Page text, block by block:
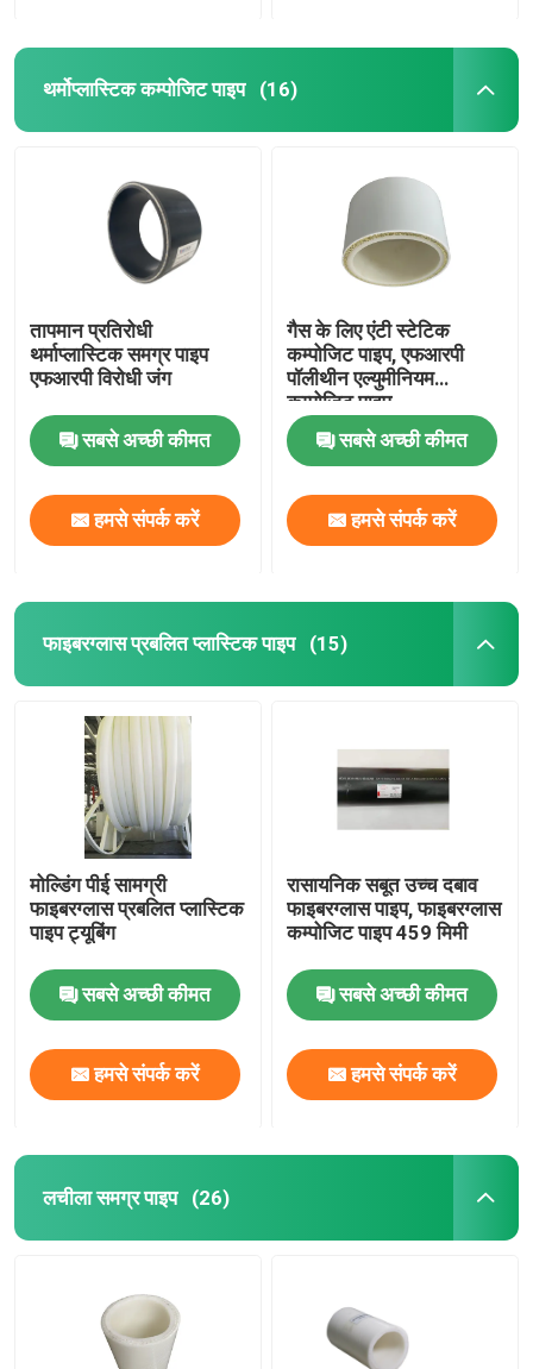
थर्मोप्लास्टिक कम्पोजिट पाइप (16)
तापमान प्रतिरोधी
थर्माप्लास्टिक समग्र पाइप
एफआरपी विरोधी जंग
सबसे अच्छी कीमत
हमसे संपर्क करें
गैस के लिए एंटी स्टेटिक
कम्पोजिट पाइप, एफआरपी
पॉलीथीन एल्युमीनियम
कम्पोजिट पाइप
सबसे अच्छी कीमत
हमसे संपर्क करें
फाइबरग्लास प्रबलित प्लास्टिक पाइप (15)
मोल्डिंग पीई सामग्री
फाइबरग्लास प्रबलित प्लास्टिक
पाइप ट्यूबिंग
सबसे अच्छी कीमत
हमसे संपर्क करें
रासायनिक सबूत उच्च दबाव
फाइबरग्लास पाइप, फाइबरग्लास
कम्पोजिट पाइप 459 मिमी
सबसे अच्छी कीमत
हमसे संपर्क करें
लचीला समग्र पाइप (26)